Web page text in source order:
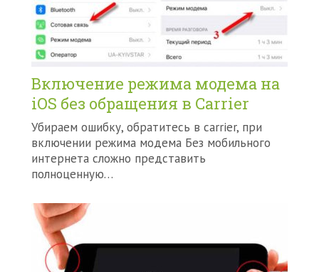
Включение режима модема на
iOS без обращения в Carrier
Убираем ошибку, обратитесь в carrier, при
включении режима модема Без мобильного
интернета сложно представить
полноценную…